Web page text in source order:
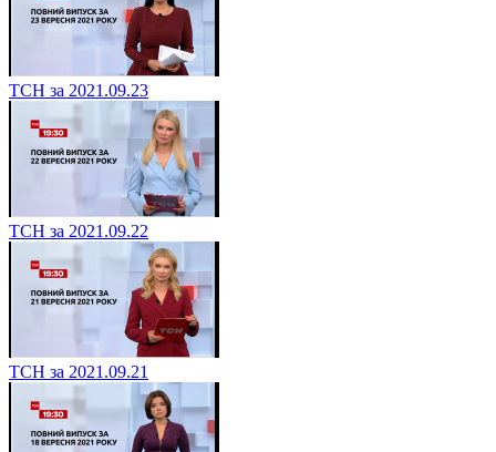
ТСН за 2021.09.23
ТСН за 2021.09.22
ТСН за 2021.09.21